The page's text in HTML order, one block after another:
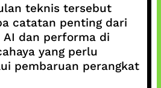
teknis tersebut
catatan penting dari
AI dan performa di
yang perlu
pembaruan perangkat